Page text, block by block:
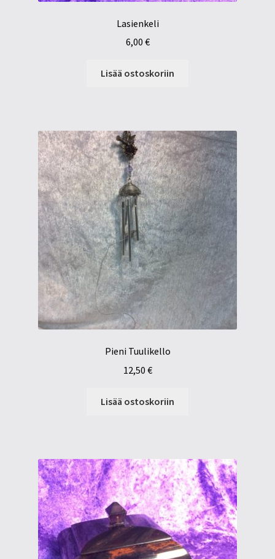
Lasienkeli
6,00 €
Lisää ostoskoriin
Pieni Tuulikello
12,50 €
Lisää ostoskoriin